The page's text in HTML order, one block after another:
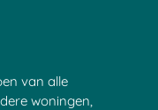
van alle
woningen,